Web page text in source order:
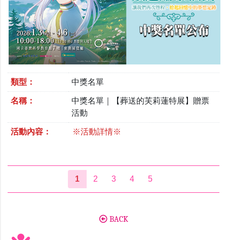
類型： 中獎名單
名稱：
中獎名單｜【葬送的芙莉蓮特展】贈票
活動
活動內容： ※活動詳情※
1 2 3 4 5
BACK